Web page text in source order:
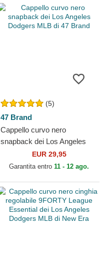
(5)
47 Brand
Cappello curvo nero
snapback dei Los Angeles
Dodgers MLB di 47 Brand
EUR 29,95
Garantita entro 11 - 12 ago.